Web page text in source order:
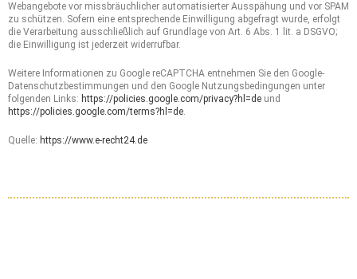
Webangebote vor missbräuchlicher automatisierter Ausspähung und vor SPAM
zu schützen. Sofern eine entsprechende Einwilligung abgefragt wurde, erfolgt
die Verarbeitung ausschließlich auf Grundlage von Art. 6 Abs. 1 lit. a DSGVO;
die Einwilligung ist jederzeit widerrufbar.
Weitere Informationen zu Google reCAPTCHA entnehmen Sie den Google-
Datenschutzbestimmungen und den Google Nutzungsbedingungen unter
folgenden Links: https://policies.google.com/privacy?hl=de und
https://policies.google.com/terms?hl=de.
Quelle: https://www.e-recht24.de